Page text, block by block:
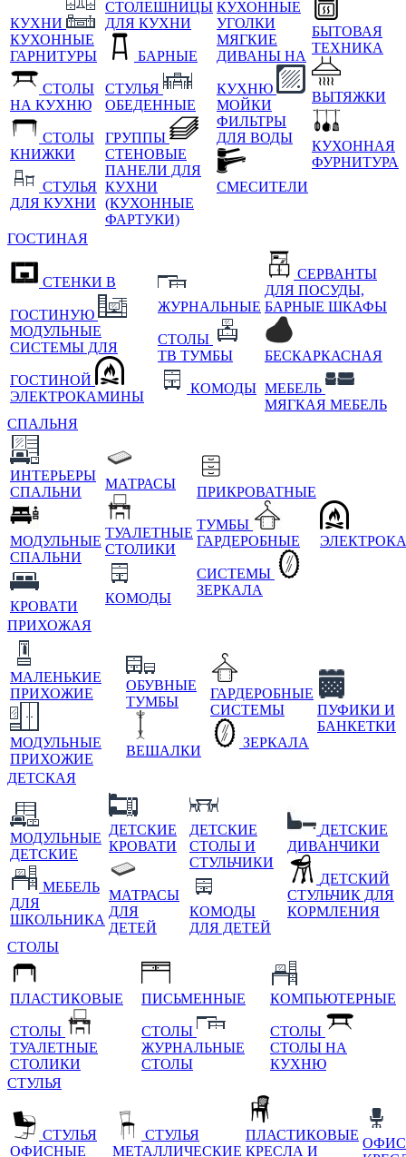
КУХНИ
КУХОННЫЕ
ГАРНИТУРЫ
СТОЛЫ
НА КУХНЮ
СТОЛЫ
КНИЖКИ
СТУЛЬЯ
ДЛЯ КУХНИ
СТОЛЕШНИЦЫ
ДЛЯ КУХНИ
БАРНЫЕ
СТУЛЬЯ
ОБЕДЕННЫЕ
ГРУППЫ
СТЕНОВЫЕ
ПАНЕЛИ ДЛЯ
КУХНИ
(КУХОННЫЕ
ФАРТУКИ)
КУХОННЫЕ
УГОЛКИ
МЯГКИЕ
ДИВАНЫ НА
КУХНЮ
МОЙКИ
ФИЛЬТРЫ
ДЛЯ ВОДЫ
СМЕСИТЕЛИ
БЫТОВАЯ
ТЕХНИКА
ВЫТЯЖКИ
КУХОННАЯ
ФУРНИТУРА
ГОСТИНАЯ
СТЕНКИ В
ГОСТИНУЮ
МОДУЛЬНЫЕ
СИСТЕМЫ ДЛЯ
ГОСТИНОЙ
ЭЛЕКТРОКАМИНЫ
ЖУРНАЛЬНЫЕ
СТОЛЫ
ТВ ТУМБЫ
КОМОДЫ
СЕРВАНТЫ
ДЛЯ ПОСУДЫ,
БАРНЫЕ ШКАФЫ
БЕСКАРКАСНАЯ
МЕБЕЛЬ
МЯГКАЯ МЕБЕЛЬ
СПАЛЬНЯ
ИНТЕРЬЕРЫ
СПАЛЬНИ
МОДУЛЬНЫЕ
СПАЛЬНИ
КРОВАТИ
МАТРАСЫ
ТУАЛЕТНЫЕ
СТОЛИКИ
КОМОДЫ
ПРИКРОВАТНЫЕ
ТУМБЫ
ГАРДЕРОБНЫЕ
СИСТЕМЫ
ЗЕРКАЛА
ПРИХОЖАЯ
МАЛЕНЬКИЕ
ПРИХОЖИЕ
МОДУЛЬНЫЕ
ПРИХОЖИЕ
ОБУВНЫЕ
ТУМБЫ
ВЕШАЛКИ
ГАРДЕРОБНЫЕ
СИСТЕМЫ
ЗЕРКАЛА
ПУФИКИ И
БАНКЕТКИ
ДЕТСКАЯ
МОДУЛЬНЫЕ
ДЕТСКИЕ
МЕБЕЛЬ
ДЛЯ
ШКОЛЬНИКА
ДЕТСКИЕ
КРОВАТИ
МАТРАСЫ
ДЛЯ
ДЕТЕЙ
ДЕТСКИЕ
СТОЛЫ И
СТУЛЬЧИКИ
КОМОДЫ
ДЛЯ ДЕТЕЙ
ДЕТСКИЕ
ДИВАНЧИКИ
ДЕТСКИЙ
СТУЛЬЧИК ДЛЯ
КОРМЛЕНИЯ
СТОЛЫ
ПЛАСТИКОВЫЕ
СТОЛЫ
ТУАЛЕТНЫЕ
СТОЛИКИ
ПИСЬМЕННЫЕ
СТОЛЫ
ЖУРНАЛЬНЫЕ
СТОЛЫ
КОМПЬЮТЕРНЫЕ
СТОЛЫ
СТОЛЫ НА
КУХНЮ
СТУЛЬЯ
СТУЛЬЯ
ОФИСНЫЕ
СТУЛЬЯ
МЕТАЛЛИЧЕСКИЕ
ПЛАСТИКОВЫЕ
КРЕСЛА И